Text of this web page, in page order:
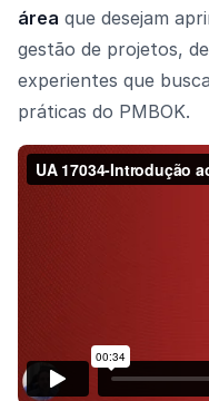
área que desejam
gestão de projetos,
experientes que
práticas do PMBOK.